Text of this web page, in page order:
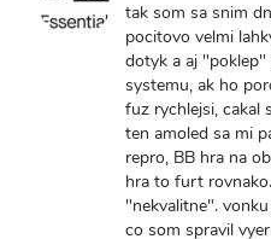
tak som sa snim
pocitovo velmi
dotyk a aj "poklep"
systemu, ak ho
fuz rychlejsi, cakal
ten amoled sa mi
repro, BB hra na
hra to furt
"nekvalitne".
co som spravil